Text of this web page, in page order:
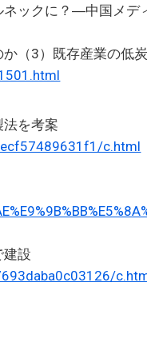
ネックに？―中国メデ
（3）既存産業の低
を考案
c.html
建設